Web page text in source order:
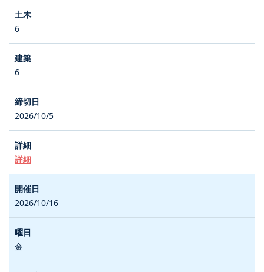
6
6
2026/10/5
詳細
2026/10/16
金